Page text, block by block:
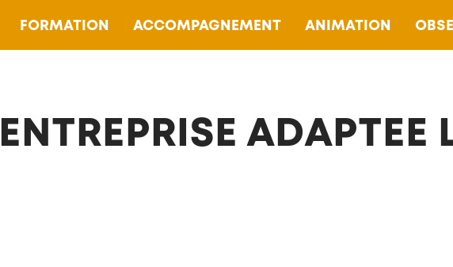
FORMATION ACCOMPAGNEMENT ANIMATION
ENTREPRISE ADAPTEE